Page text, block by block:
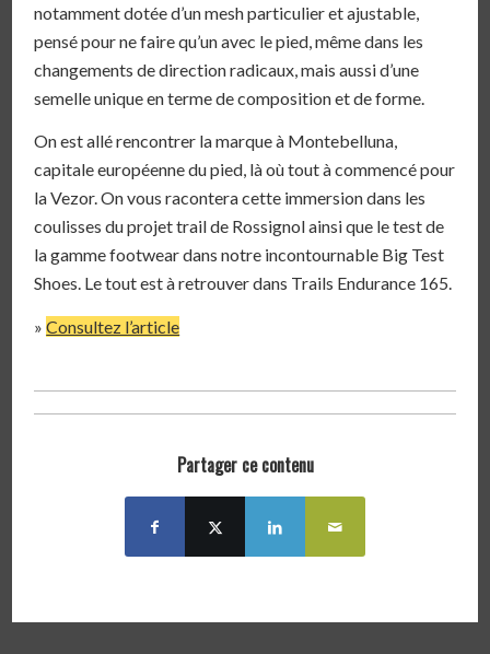
notamment dotée d’un mesh particulier et ajustable,
pensé pour ne faire qu’un avec le pied, même dans les
changements de direction radicaux, mais aussi d’une
semelle unique en terme de composition et de forme.
On est allé rencontrer la marque à Montebelluna,
capitale européenne du pied, là où tout à commencé pour
la Vezor. On vous racontera cette immersion dans les
coulisses du projet trail de Rossignol ainsi que le test de
la gamme footwear dans notre incontournable Big Test
Shoes. Le tout est à retrouver dans Trails Endurance 165.
»Consultez l’article
Partager ce contenu